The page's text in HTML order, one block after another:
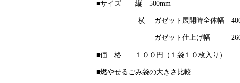
■サイズ 縦 500mm
横 ガゼット展開時全体幅
ガゼット仕上げ幅 260mm（
■価 格 １００円（１袋１０枚入り）
■燃やせるごみ袋の大きさ比較